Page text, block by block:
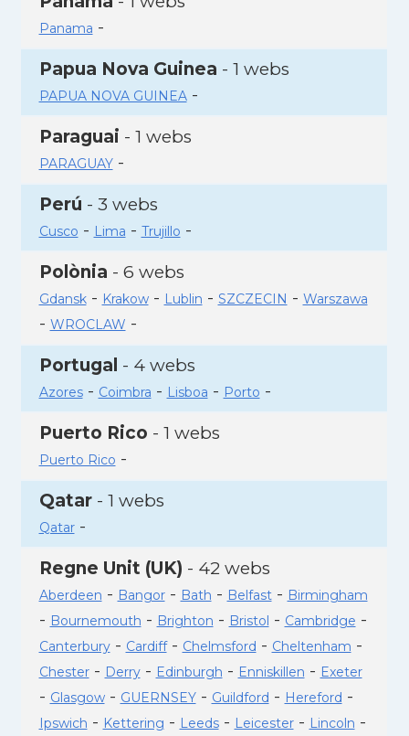
Panama -
Papua Nova Guinea - 1 webs
PAPUA NOVA GUINEA-
Paraguai - 1 webs
PARAGUAY-
Perú - 3 webs
Cusco - Lima - Trujillo -
Polònia - 6 webs
Gdansk- Krakow- Lublin - SZCZECIN - Warszawa
- WROCLAW -
Portugal - 4 webs
Azores- Coimbra - Lisboa - Porto -
Puerto Rico - 1 webs
Puerto Rico -
Qatar- 1 webs
Qatar-
Regne Unit (UK) - 42 webs
Aberdeen - Bangor- Bath - Belfast- Birmingham
- Bournemouth - Brighton - Bristol - Cambridge -
Canterbury- Cardiff- Chelmsford - Cheltenham -
Chester- Derry- Edinburgh - Enniskillen - Exeter
- Glasgow- GUERNSEY- Guildford - Hereford -
Ipswich - Kettering - Leeds- Leicester- Lincoln -